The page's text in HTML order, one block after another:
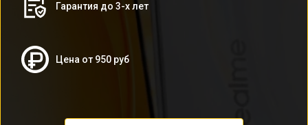
Гарантия до 3-х лет
Цена от 950 руб